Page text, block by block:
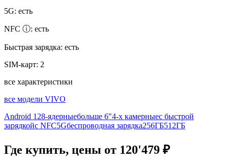
5G: есть
NFC ⓘ: есть
Быстрая зарядка: есть
SIM-карт: 2
все характеристики
все модели VIVO
Android 128-ядерныебольше 6"4-х камерныес быстрой
зарядкойс NFC5Gбеспроводная зарядка256ГБ512ГБ
Где купить, цены от 120'479 ₽